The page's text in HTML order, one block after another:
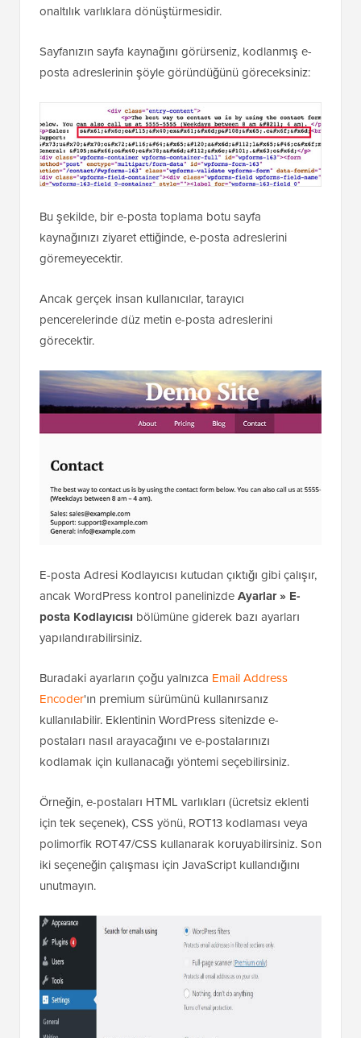
onaltılık varlıklara dönüştürmesidir.
Sayfanızın sayfa kaynağını görürseniz, kodlanmış e-
posta adreslerinin şöyle göründüğünü göreceksiniz:
Bu şekilde, bir e-posta toplama botu sayfa
kaynağınızı ziyaret ettiğinde, e-posta adreslerini
göremeyecektir.
Ancak gerçek insan kullanıcılar, tarayıcı
pencerelerinde düz metin e-posta adreslerini
görecektir.
E-posta Adresi Kodlayıcısı kutudan çıktığı gibi çalışır,
ancak WordPress kontrol panelinizdeAyarlar » E-
posta Kodlayıcısı bölümüne giderek bazı ayarları
yapılandırabilirsiniz.
Buradaki ayarların çoğu yalnızca Email Address
Encoder'ın premium sürümünü kullanırsanız
kullanılabilir. Eklentinin WordPress sitenizde e-
postaları nasıl arayacağını ve e-postalarınızı
kodlamak için kullanacağı yöntemi seçebilirsiniz.
Örneğin, e-postaları HTML varlıkları (ücretsiz eklenti
için tek seçenek), CSS yönü, ROT13 kodlaması veya
polimorfik ROT47/CSS kullanarak koruyabilirsiniz. Son
iki seçeneğin çalışması için JavaScript kullandığını
unutmayın.